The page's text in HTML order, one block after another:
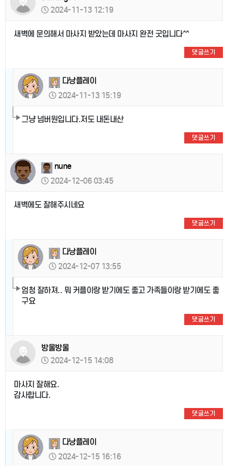
2024-11-13 12:19
새벽에 문의해서 마사지 받았는데 마사지 완전 굿입니다^^
댓글쓰기
다낭플레이
2024-11-13 15:19
그냥 넘버원입니다.저도 내돈내산
댓글쓰기
nune
2024-12-06 03:45
새벽에도 잘해주시네요
댓글쓰기
다낭플레이
2024-12-07 13:55
엄청 잘하져.. 뭐 커플이랑 받기에도 좋고 가족들이랑 받기에도 좋
구요
댓글쓰기
방울방울
2024-12-15 14:08
마사지 잘해요.
감사합니다.
댓글쓰기
다낭플레이
2024-12-15 16:16